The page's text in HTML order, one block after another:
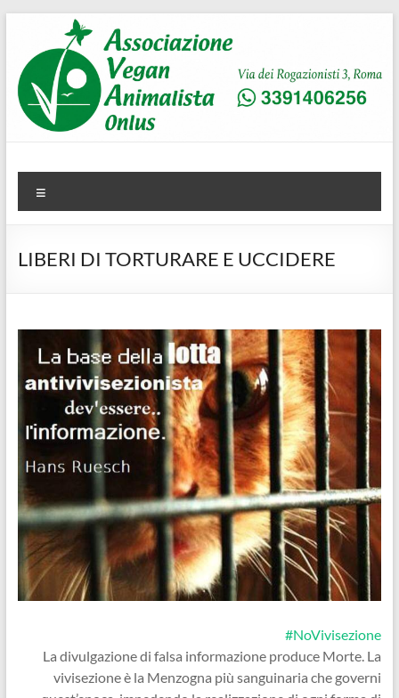
contenuto
AVA
Associazione Vegan Animalista
LIBERI DI TORTURARE E UCCIDERE
#NoVivisezione
La divulgazione di falsa informazione produce Morte. La
vivisezione è la Menzogna più sanguinaria che governi